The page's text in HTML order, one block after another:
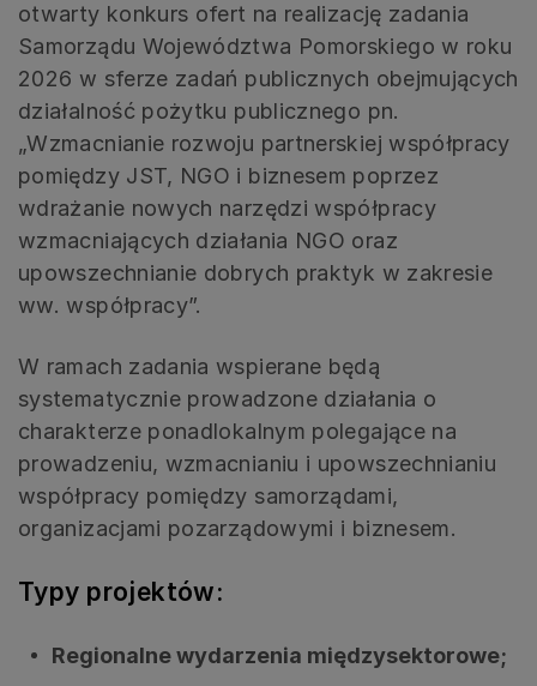
otwarty konkurs ofert na realizację zadania
Samorządu Województwa Pomorskiego w roku
2026 w sferze zadań publicznych obejmujących
działalność pożytku publicznego pn.
„Wzmacnianie rozwoju partnerskiej współpracy
pomiędzy JST, NGO i biznesem poprzez
wdrażanie nowych narzędzi współpracy
wzmacniających działania NGO oraz
upowszechnianie dobrych praktyk w zakresie
ww. współpracy”.
W ramach zadania wspierane będą
systematycznie prowadzone działania o
charakterze ponadlokalnym polegające na
prowadzeniu, wzmacnianiu i upowszechnianiu
współpracy pomiędzy samorządami,
organizacjami pozarządowymi i biznesem.
Typy projektów:
Regionalne wydarzenia międzysektorowe;